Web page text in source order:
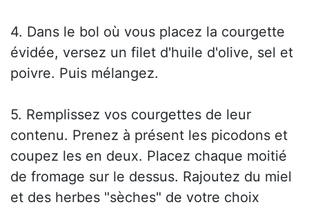
4. Dans le bol où vous placez la courgette
évidée, versez un filet d'huile d'olive, sel et
poivre. Puis mélangez.
5. Remplissez vos courgettes de leur
contenu. Prenez à présent les picodons et
coupez les en deux. Placez chaque moitié
de fromage sur le dessus. Rajoutez du miel
et des herbes "sèches" de votre choix